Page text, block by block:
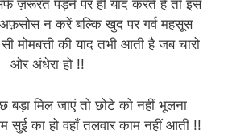
ज़रूरत पड़ने पर ही याद करते हैं तो इस
न करें बल्कि खुद पर गर्व महसूस
मोमबत्ती की याद तभी आती है जब चारो
ओर अंधेरा हो !!
बड़ा मिल जाएं तो छोटे को नहीं भूलना
सुई का हो वहाँ तलवार काम नहीं आती !!